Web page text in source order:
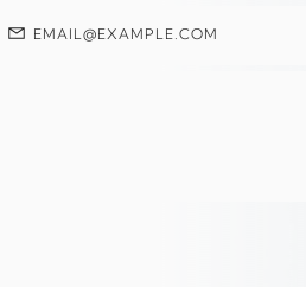
EMAIL@EXAMPLE.COM